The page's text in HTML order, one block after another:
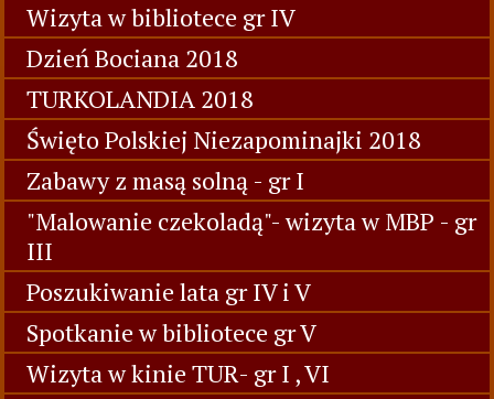
Wizyta w bibliotece gr IV
Dzień Bociana 2018
TURKOLANDIA 2018
Święto Polskiej Niezapominajki 2018
Zabawy z masą solną - gr I
"Malowanie czekoladą"- wizyta w MBP - gr
III
Poszukiwanie lata gr IV i V
Spotkanie w bibliotece gr V
Wizyta w kinie TUR- gr I , VI